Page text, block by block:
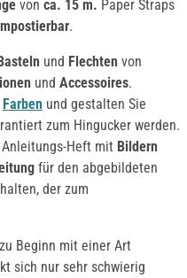
von ca. 15 m. Paper Straps
.
Basteln und Flechten von
und Accessoires.
Farben und gestalten Sie
zum Hingucker werden.
Heft mit Bildern
für den abgebildeten
der zum
Beginn mit einer Art
sich nur sehr schwierig